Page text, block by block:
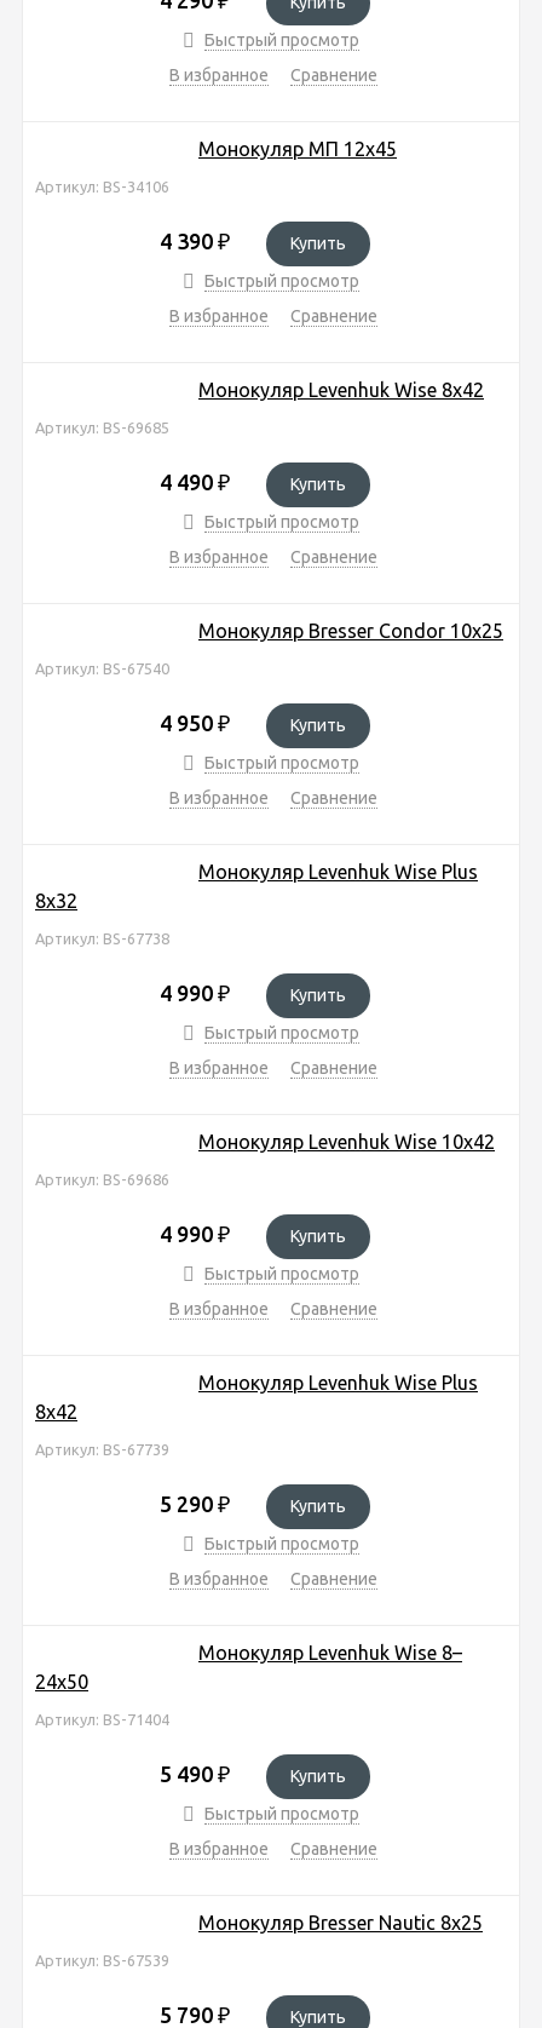
Быстрый просмотр
В избранное
Сравнение
Монокуляр МП 12х45
Артикул: BS-34106
4 390 ₽
Купить
Быстрый просмотр
В избранное
Сравнение
Монокуляр Levenhuk Wise 8x42
Артикул: BS-69685
4 490 ₽
Купить
Быстрый просмотр
В избранное
Сравнение
Монокуляр Bresser Condor 10x25
Артикул: BS-67540
4 950 ₽
Купить
Быстрый просмотр
В избранное
Сравнение
Монокуляр Levenhuk Wise Plus
8x32
Артикул: BS-67738
4 990 ₽
Купить
Быстрый просмотр
В избранное
Сравнение
Монокуляр Levenhuk Wise 10x42
Артикул: BS-69686
4 990 ₽
Купить
Быстрый просмотр
В избранное
Сравнение
Монокуляр Levenhuk Wise Plus
8x42
Артикул: BS-67739
5 290 ₽
Купить
Быстрый просмотр
В избранное
Сравнение
Монокуляр Levenhuk Wise 8–
24x50
Артикул: BS-71404
5 490 ₽
Купить
Быстрый просмотр
В избранное
Сравнение
Монокуляр Bresser Nautic 8x25
Артикул: BS-67539
5 790 ₽
Купить